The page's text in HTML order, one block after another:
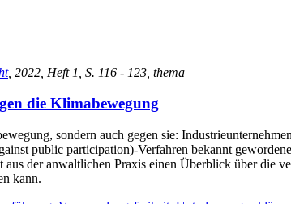
, 2022, Heft 1, S. 116 - 123, thema
die Klimabewegung
sondern auch gegen sie:
public participation)-Verfahren bekannt
der anwaltlichen Praxis einen Überblick über die
kann.